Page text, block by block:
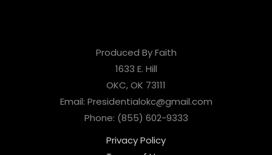
Produced By Faith
1633 E. Hill
OKC, OK 73111
Email: Presidentialokc@gmail.com
Phone: (855) 602-9333
Privacy Policy